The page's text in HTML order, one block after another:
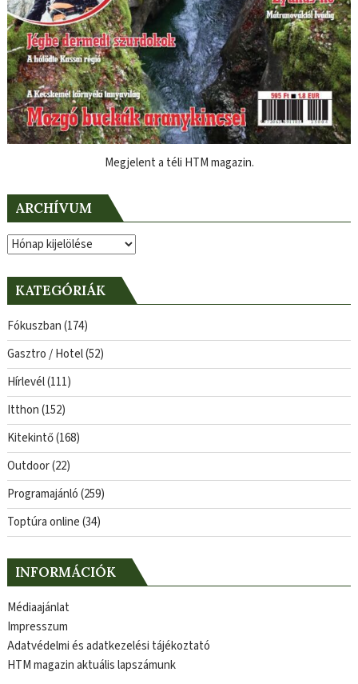
Megjelent a téli HTM magazin.
ARCHÍVUM
Archívum
KATEGÓRIÁK
Fókuszban(174)
Gasztro / Hotel(52)
Hírlevél(111)
Itthon(152)
Kitekintő(168)
Outdoor(22)
Programajánló(259)
Toptúra online(34)
INFORMÁCIÓK
Médiaajánlat
Impresszum
Adatvédelmi és adatkezelési tájékoztató
HTM magazin aktuális lapszámunk